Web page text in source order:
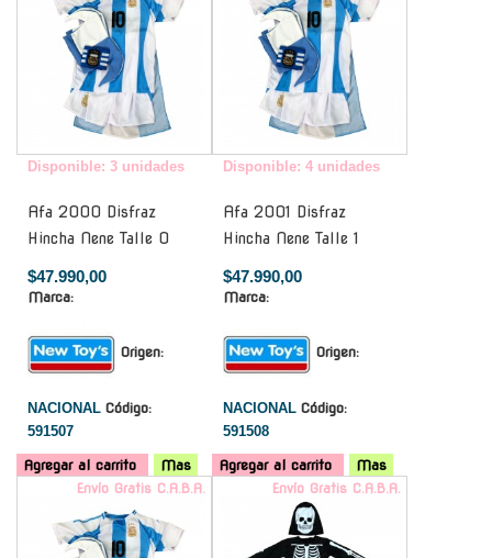
Disponible: 3 unidades
Afa 2000 Disfraz
Hincha Nene Talle 0
$47.990,00
Marca:
Origen:
NACIONAL Código:
591507
Agregar al carrito Mas
Disponible: 4 unidades
Afa 2001 Disfraz
Hincha Nene Talle 1
$47.990,00
Marca:
Origen:
NACIONAL Código:
591508
Agregar al carrito
Mas
Envío Gratis C.A.B.A.
Envío Gratis C.A.B.A.